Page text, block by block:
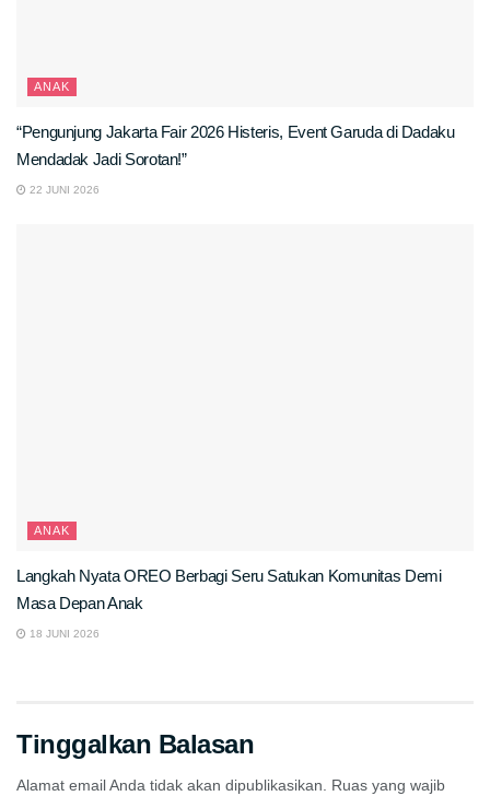
ANAK
“Pengunjung Jakarta Fair 2026 Histeris, Event Garuda di Dadaku
Mendadak Jadi Sorotan!”
22 JUNI 2026
ANAK
Langkah Nyata OREO Berbagi Seru Satukan Komunitas Demi
Masa Depan Anak
18 JUNI 2026
Tinggalkan Balasan
Alamat email Anda tidak akan dipublikasikan.
Ruas yang wajib